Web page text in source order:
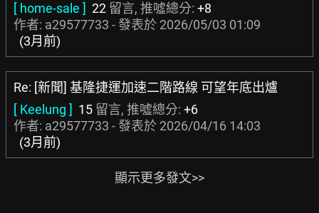
[ home-sale ] 22 留言, 推噓總分: +8
作者: a29577733 - 發表於 2026/05/03 01:09
(3月前)
Re: [新聞] 基隆捷運加速二階路線 可望年底出爐
[ Keelung ] 15 留言, 推噓總分: +6
作者: a29577733 - 發表於 2026/04/16 14:03
(3月前)
顯示更多發文>>